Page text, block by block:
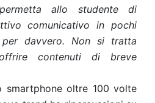
allo studente di
comunicativo in pochi
davvero. Non si tratta
contenuti di breve
smartphone oltre 100 volte